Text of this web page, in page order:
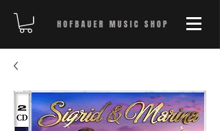
HOFBAUER MUSIC SHOP